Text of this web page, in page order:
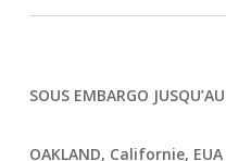
SOUS EMBARGO
OAKLAND, Californie,